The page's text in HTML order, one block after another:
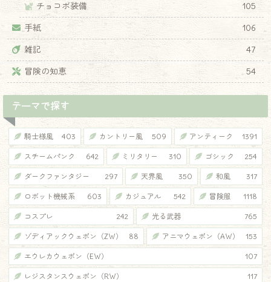
チョコボ装備
105
手紙
106
雑記
47
冒険の知恵
54
テーマで探す
騎士様風 403 カントリー風 509 アンティーク 1391
スチームパンク 642 ミリタリー 310 ゴシック 254
ダークファンタジー 297 天界風 350 和風 317
ロボット機械系 603 カジュアル 542 冒険服 1118
コスプレ 242 光る武器 765
ゾディアックウェポン（ZW） 88 アニマウェポン（AW） 153
エウレカウェポン（EW） 107
レジスタンスウェポン（RW） 117